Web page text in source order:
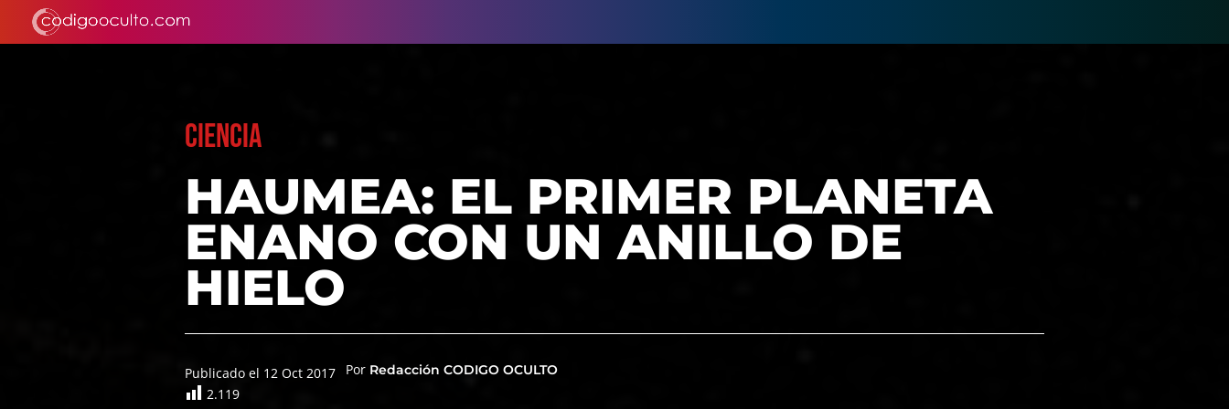
CIENCIA
HAUMEA: EL PRIMER PLANETA
ENANO CON UN ANILLO DE
HIELO
Publicado el 12 Oct 2017 Por Redacción CODIGO OCULTO
2.119